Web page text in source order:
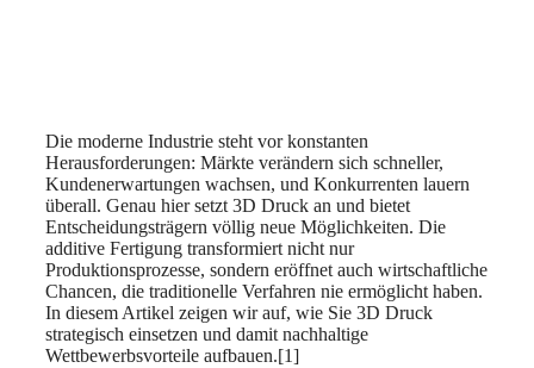
Die moderne Industrie steht vor konstanten
Herausforderungen: Märkte verändern sich schneller,
Kundenerwartungen wachsen, und Konkurrenten lauern
überall. Genau hier setzt 3D Druck an und bietet
Entscheidungsträgern völlig neue Möglichkeiten. Die
additive Fertigung transformiert nicht nur
Produktionsprozesse, sondern eröffnet auch wirtschaftliche
Chancen, die traditionelle Verfahren nie ermöglicht haben.
In diesem Artikel zeigen wir auf, wie Sie 3D Druck
strategisch einsetzen und damit nachhaltige
Wettbewerbsvorteile aufbauen.[1]